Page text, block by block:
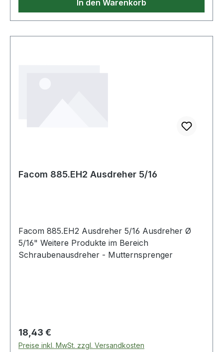
In den Warenkorb
Facom 885.EH2 Ausdreher 5/16
Facom 885.EH2 Ausdreher 5/16 Ausdreher Ø
5/16" Weitere Produkte im Bereich
Schraubenausdreher - Mutternsprenger
Regulärer Preis:
18,43 €
Preise inkl. MwSt. zzgl. Versandkosten